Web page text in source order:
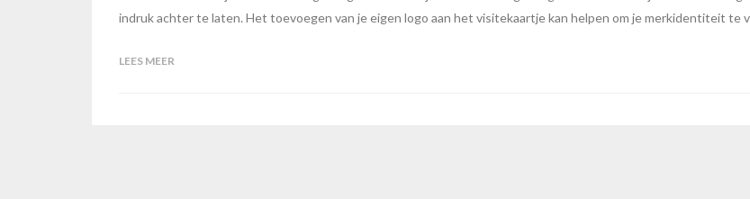
indruk achter te laten. Het toevoegen van je eigen logo aan het visitekaartje kan helpen om je merkidentiteit
LEES MEER